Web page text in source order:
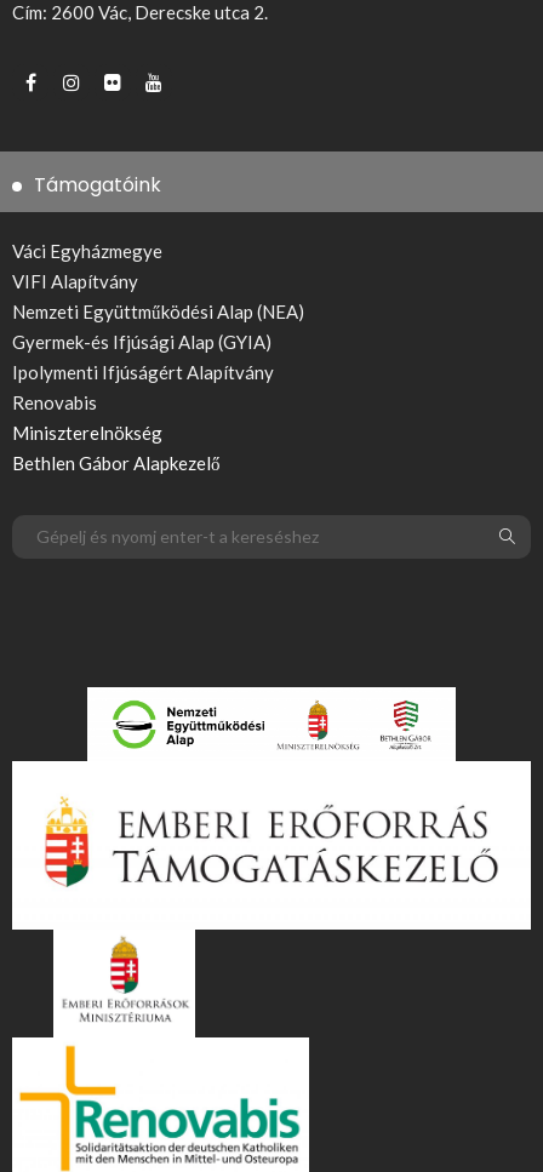
Cím: 2600 Vác, Derecske utca 2.
Támogatóink
Váci Egyházmegye
VIFI Alapítvány
Nemzeti Együttműködési Alap (NEA)
Gyermek-és Ifjúsági Alap (GYIA)
Ipolymenti Ifjúságért Alapítvány
Renovabis
Miniszterelnökség
Bethlen Gábor Alapkezelő